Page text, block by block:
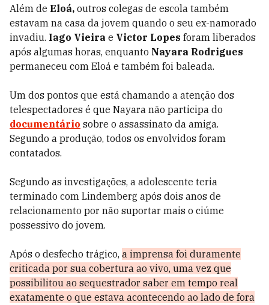
Além de Eloá, outros colegas de escola também
estavam na casa da jovem quando o seu ex-namorado
invadiu. Iago Vieira e Victor Lopes foram liberados
após algumas horas, enquanto Nayara Rodrigues
permaneceu com Eloá e também foi baleada.
Um dos pontos que está chamando a atenção dos
telespectadores é que Nayara não participa do
documentário sobre o assassinato da amiga.
Segundo a produção, todos os envolvidos foram
contatados.
Segundo as investigações, a adolescente teria
terminado com Lindemberg após dois anos de
relacionamento por não suportar mais o ciúme
possessivo do jovem.
Após o desfecho trágico, a imprensa foi duramente
criticada por sua cobertura ao vivo, uma vez que
possibilitou ao sequestrador saber em tempo real
exatamente o que estava acontecendo ao lado de fora